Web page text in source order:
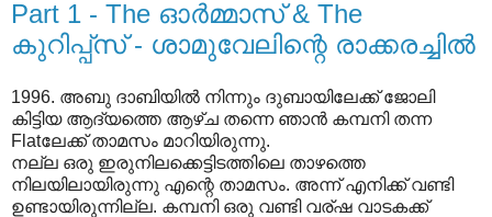
Part 1 - The ഓര്‍മ്മാസ് & The
കുറിപ്പ്സ് - ശാമുവേലിന്റെ രാക്കരച്ചില്‍
1996. അബു ദാബിയില്‍ നിന്നും ദുബായിലേക്ക് ജോലി
കിട്ടിയ ആദ്യത്തെ ആഴ്ച തന്നെ ഞാന്‍ കമ്പനി തന്ന
Flatലേക്ക് താമസം മാറിയിരുന്നു.
നല്ല ഒരു ഇരുനിലക്കെട്ടിടത്തിലെ താഴത്തെ
നിലയിലായിരുന്നു എന്റെ താമസം. അന്ന് എനിക്ക് വണ്ടി
ഉണ്ടായിരുന്നില്ല. കമ്പനി ഒരു വണ്ടി വര്ഷ വാടകക്ക്